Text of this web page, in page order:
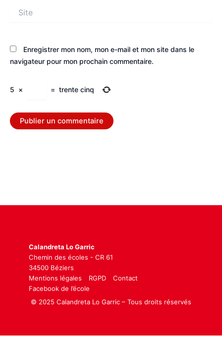
Enregistrer mon nom, mon e-mail et mon site dans le
navigateur pour mon prochain commentaire.
5 × = trente cinq
Calandreta Lo Garric
Chemin des écoles - CR 61
34500 Béziers
Mentions légales
RGPD
Contact
Facebook de l’école
© 2025 Calandreta Lo Garric – Tous droits réservés